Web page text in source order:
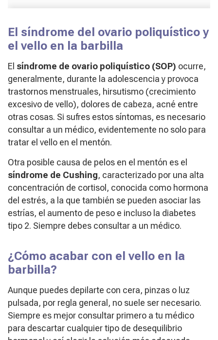
El síndrome del ovario poliquístico y
el vello en la barbilla
El síndrome de ovario poliquístico (SOP) ocurre,
generalmente, durante la adolescencia y provoca
trastornos menstruales, hirsutismo (crecimiento
excesivo de vello), dolores de cabeza, acné entre
otras cosas. Si sufres estos síntomas, es necesario
consultar a un médico, evidentemente no solo para
tratar el vello en el mentón.
Otra posible causa de pelos en el mentón es el
síndrome de Cushing, caracterizado por una alta
concentración de cortisol, conocida como hormona
del estrés, a la que también se pueden asociar las
estrías, el aumento de peso e incluso la diabetes
tipo 2. Siempre debes consultar a un médico.
¿Cómo acabar con el vello en la
barbilla?
Aunque puedes depilarte con cera, pinzas o luz
pulsada, por regla general, no suele ser necesario.
Siempre es mejor consultar primero a tu médico
para descartar cualquier tipo de desequilibrio